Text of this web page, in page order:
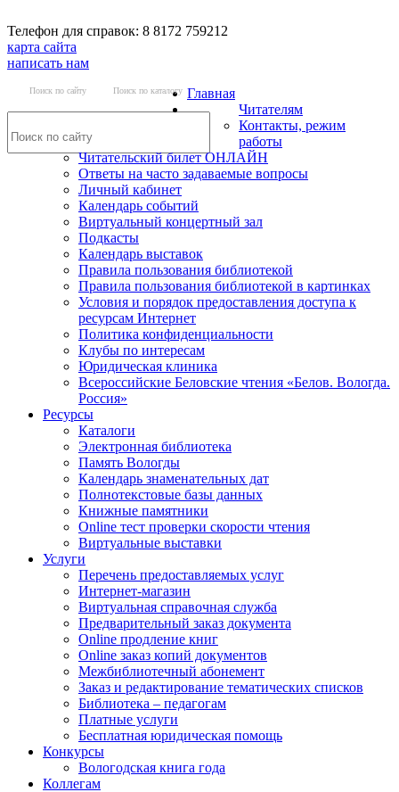
Телефон для справок: 8 8172 759212
карта сайта
написать нам
Поиск по сайту Поиск по каталогу Главная
Читателям
Контакты, режим
работы
Читательский билет ОНЛАЙН
Ответы на часто задаваемые вопросы
Личный кабинет
Календарь событий
Виртуальный концертный зал
Подкасты
Календарь выставок
Правила пользования библиотекой
Правила пользования библиотекой в картинках
Условия и порядок предоставления доступа к
ресурсам Интернет
Политика конфиденциальности
Клубы по интересам
Юридическая клиника
Всероссийские Беловские чтения «Белов. Вологда.
Россия»
Ресурсы
Каталоги
Электронная библиотека
Память Вологды
Календарь знаменательных дат
Полнотекстовые базы данных
Книжные памятники
Online тест проверки скорости чтения
Виртуальные выставки
Услуги
Перечень предоставляемых услуг
Интернет-магазин
Виртуальная справочная служба
Предварительный заказ документа
Online продление книг
Online заказ копий документов
Межбиблиотечный абонемент
Заказ и редактирование тематических списков
Библиотека – педагогам
Платные услуги
Бесплатная юридическая помощь
Конкурсы
Вологодская книга года
Коллегам